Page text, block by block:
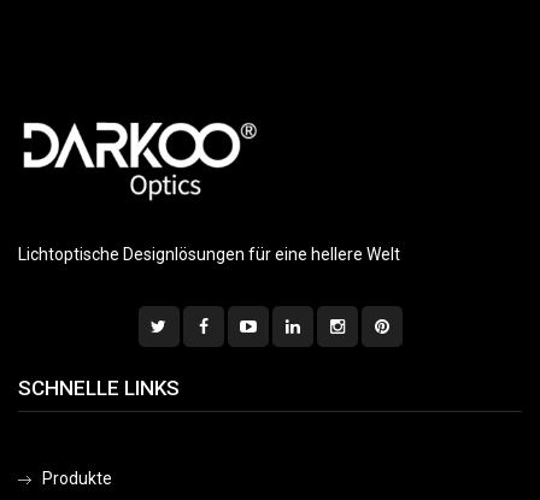
Lichtoptische Designlösungen für eine hellere Welt
SCHNELLE LINKS
Produkte